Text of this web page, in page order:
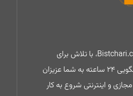
فروشگاه اینترنتی Bistchari.com، با تلاش برای
خدمت رسانی و پاسخگویی 24 ساعته به شما عزیزان
بصورت مجازی و اینترنتی شروع به کار